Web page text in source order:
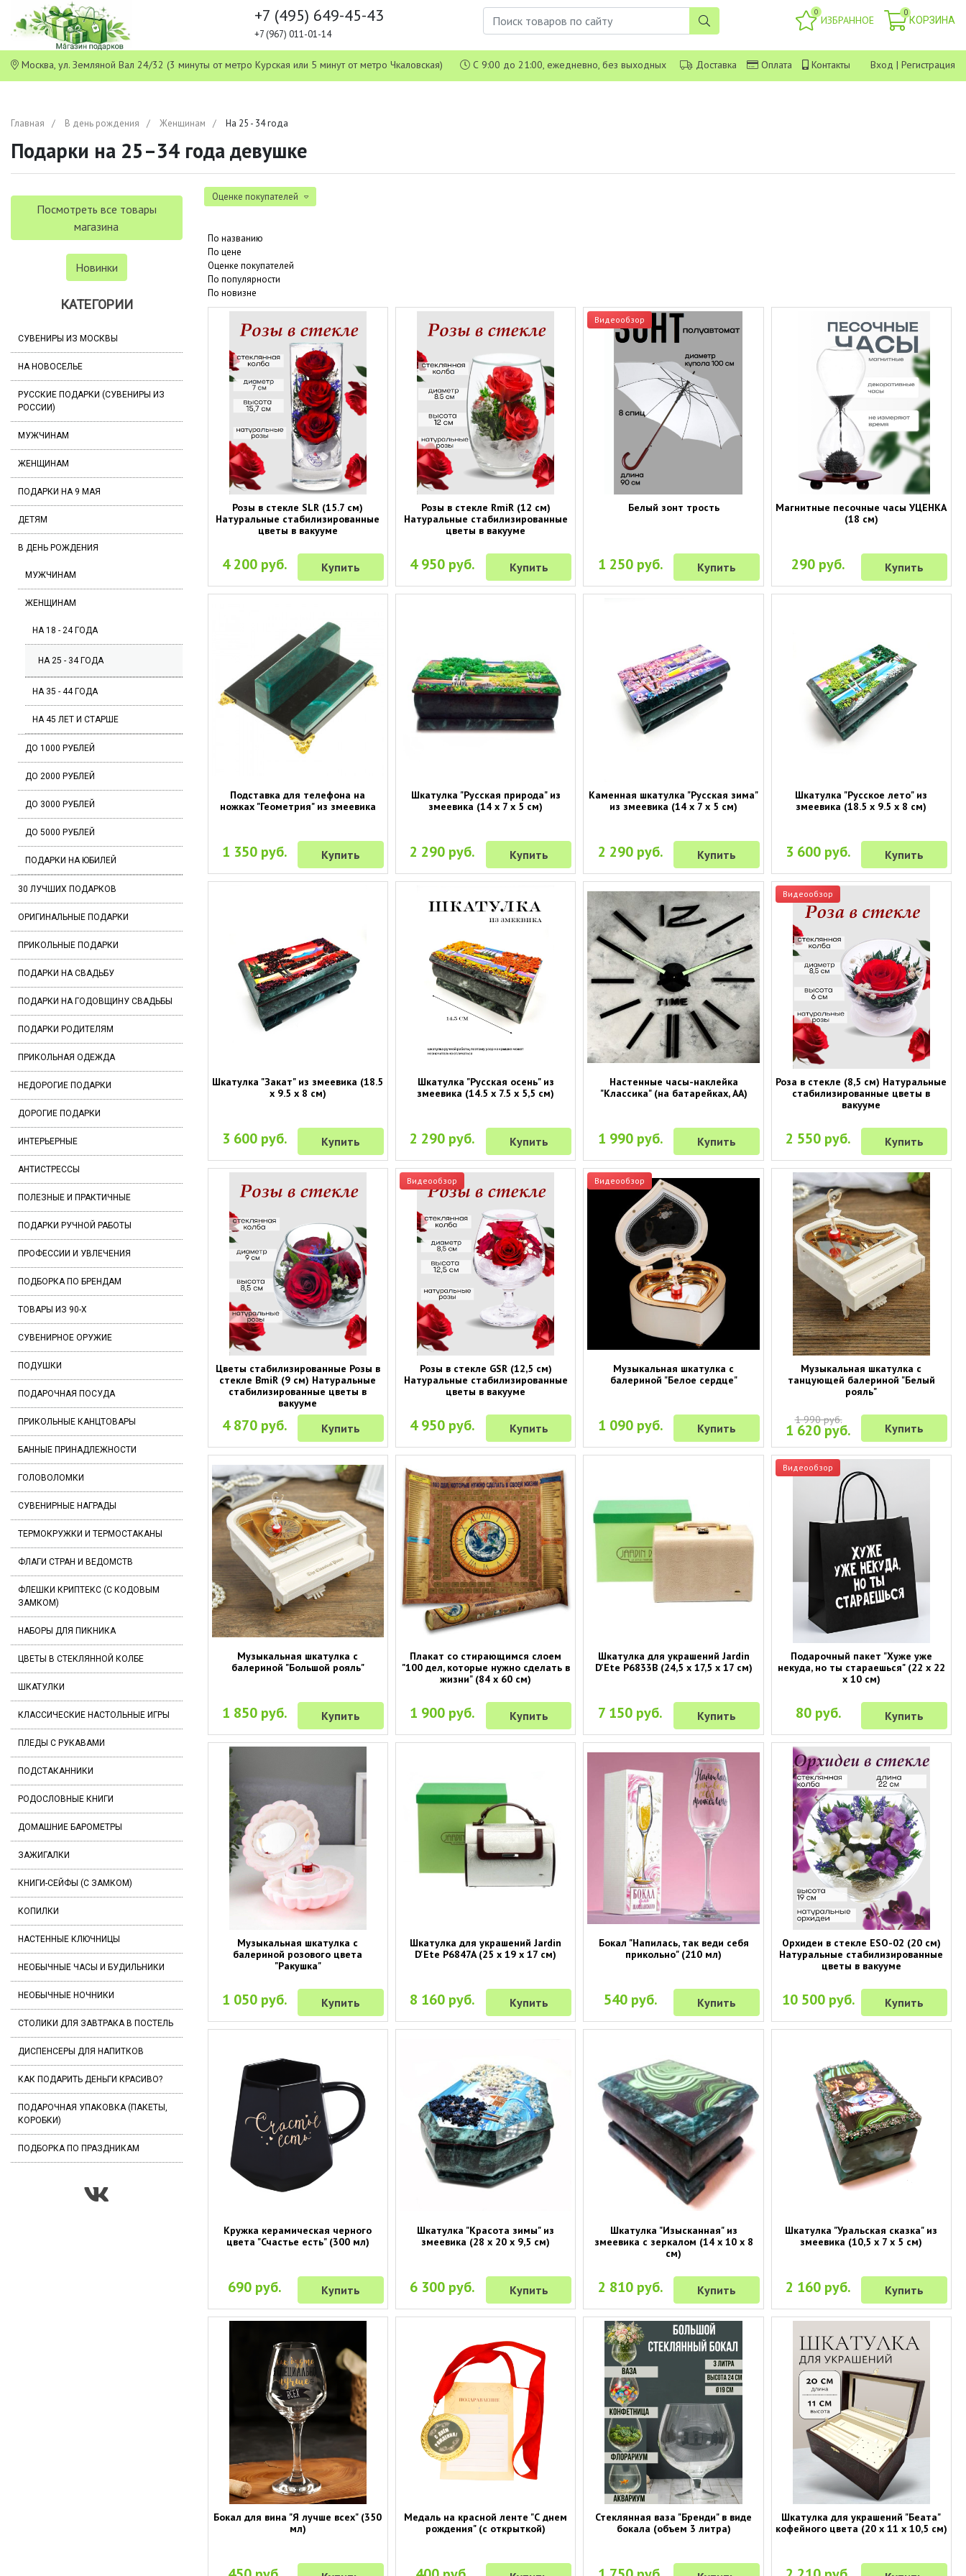
+7 (495) 649-45-43
+7 (967) 011-01-14
0
ИЗБРАННОЕ
0
КОРЗИНА
Москва, ул. Земляной Вал 24/32 (3 минуты от метро Курская или 5 минут от метро Чкаловская) С 9:00 до 21:00, ежедневно, без выходных Доставка Оплата Контакты Вход | Регистрация
Главная В день рождения Женщинам На 25 - 34 года
Подарки на 25–34 года девушке
Посмотреть все товары
магазина
Новинки
КАТЕГОРИИ
СУВЕНИРЫ ИЗ МОСКВЫ
НА НОВОСЕЛЬЕ
РУССКИЕ ПОДАРКИ (СУВЕНИРЫ ИЗ
РОССИИ)
МУЖЧИНАМ
ЖЕНЩИНАМ
ПОДАРКИ НА 9 МАЯ
ДЕТЯМ
В ДЕНЬ РОЖДЕНИЯ
МУЖЧИНАМ
ЖЕНЩИНАМ
НА 18 - 24 ГОДА
НА 25 - 34 ГОДА
НА 35 - 44 ГОДА
НА 45 ЛЕТ И СТАРШЕ
ДО 1000 РУБЛЕЙ
ДО 2000 РУБЛЕЙ
ДО 3000 РУБЛЕЙ
ДО 5000 РУБЛЕЙ
ПОДАРКИ НА ЮБИЛЕЙ
30 ЛУЧШИХ ПОДАРКОВ
ОРИГИНАЛЬНЫЕ ПОДАРКИ
ПРИКОЛЬНЫЕ ПОДАРКИ
ПОДАРКИ НА СВАДЬБУ
ПОДАРКИ НА ГОДОВЩИНУ СВАДЬБЫ
ПОДАРКИ РОДИТЕЛЯМ
ПРИКОЛЬНАЯ ОДЕЖДА
НЕДОРОГИЕ ПОДАРКИ
ДОРОГИЕ ПОДАРКИ
ИНТЕРЬЕРНЫЕ
АНТИСТРЕССЫ
ПОЛЕЗНЫЕ И ПРАКТИЧНЫЕ
ПОДАРКИ РУЧНОЙ РАБОТЫ
ПРОФЕССИИ И УВЛЕЧЕНИЯ
ПОДБОРКА ПО БРЕНДАМ
ТОВАРЫ ИЗ 90-Х
СУВЕНИРНОЕ ОРУЖИЕ
ПОДУШКИ
ПОДАРОЧНАЯ ПОСУДА
ПРИКОЛЬНЫЕ КАНЦТОВАРЫ
БАННЫЕ ПРИНАДЛЕЖНОСТИ
ГОЛОВОЛОМКИ
СУВЕНИРНЫЕ НАГРАДЫ
ТЕРМОКРУЖКИ И ТЕРМОСТАКАНЫ
ФЛАГИ СТРАН И ВЕДОМСТВ
ФЛЕШКИ КРИПТЕКС (С КОДОВЫМ
ЗАМКОМ)
НАБОРЫ ДЛЯ ПИКНИКА
ЦВЕТЫ В СТЕКЛЯННОЙ КОЛБЕ
ШКАТУЛКИ
КЛАССИЧЕСКИЕ НАСТОЛЬНЫЕ ИГРЫ
ПЛЕДЫ С РУКАВАМИ
ПОДСТАКАННИКИ
РОДОСЛОВНЫЕ КНИГИ
ДОМАШНИЕ БАРОМЕТРЫ
ЗАЖИГАЛКИ
КНИГИ-СЕЙФЫ (С ЗАМКОМ)
КОПИЛКИ
НАСТЕННЫЕ КЛЮЧНИЦЫ
НЕОБЫЧНЫЕ ЧАСЫ И БУДИЛЬНИКИ
НЕОБЫЧНЫЕ НОЧНИКИ
СТОЛИКИ ДЛЯ ЗАВТРАКА В ПОСТЕЛЬ
ДИСПЕНСЕРЫ ДЛЯ НАПИТКОВ
КАК ПОДАРИТЬ ДЕНЬГИ КРАСИВО?
ПОДАРОЧНАЯ УПАКОВКА (ПАКЕТЫ,
КОРОБКИ)
ПОДБОРКА ПО ПРАЗДНИКАМ
Оценке покупателей
По названию
По цене
Оценке покупателей
По популярности
По новизне
Розы в стекле SLR (15.7 см)
Натуральные стабилизированные
цветы в вакууме
4 200 руб. Купить
Розы в стекле RmiR (12 см)
Натуральные стабилизированные
цветы в вакууме
4 950 руб. Купить
Видеообзор
Белый зонт трость
1 250 руб. Купить
Магнитные песочные часы УЦЕНКА
(18 см)
290 руб. Купить
Подставка для телефона на
ножках "Геометрия" из змеевика
1 350 руб. Купить
Шкатулка "Русская природа" из
змеевика (14 х 7 х 5 см)
2 290 руб. Купить
Каменная шкатулка "Русская зима"
из змеевика (14 х 7 х 5 см)
2 290 руб. Купить
Шкатулка "Русское лето" из
змеевика (18.5 х 9.5 х 8 см)
3 600 руб. Купить
Шкатулка "Закат" из змеевика (18.5
х 9.5 х 8 см)
3 600 руб. Купить
Шкатулка "Русская осень" из
змеевика (14.5 х 7.5 х 5,5 см)
2 290 руб. Купить
Настенные часы-наклейка
"Классика" (на батарейках, АА)
1 990 руб. Купить
Видеообзор
Роза в стекле (8,5 см) Натуральные
стабилизированные цветы в
вакууме
2 550 руб. Купить
Цветы стабилизированные Розы в
стекле BmiR (9 см) Натуральные
стабилизированные цветы в
вакууме
4 870 руб. Купить
Видеообзор
Розы в стекле GSR (12,5 см)
Натуральные стабилизированные
цветы в вакууме
4 950 руб. Купить
Видеообзор
Музыкальная шкатулка с
балериной "Белое сердце"
1 090 руб. Купить
Музыкальная шкатулка с
танцующей балериной "Белый
рояль"
1 990 руб.
1 620 руб. Купить
Музыкальная шкатулка с
балериной "Большой рояль"
1 850 руб. Купить
Плакат со стирающимся слоем
"100 дел, которые нужно сделать в
жизни" (84 х 60 см)
1 900 руб. Купить
Шкатулка для украшений Jardin
D'Ete P6833B (24,5 х 17,5 х 17 см)
7 150 руб. Купить
Видеообзор
Подарочный пакет "Хуже уже
некуда, но ты стараешься" (22 х 22
х 10 см)
80 руб. Купить
Музыкальная шкатулка с
балериной розового цвета
"Ракушка"
1 050 руб. Купить
Шкатулка для украшений Jardin
D'Ete P6847A (25 х 19 х 17 см)
8 160 руб. Купить
Бокал "Напилась, так веди себя
прикольно" (210 мл)
540 руб. Купить
Орхидеи в стекле ESO-02 (20 см)
Натуральные стабилизированные
цветы в вакууме
10 500 руб. Купить
Кружка керамическая черного
цвета "Счастье есть" (300 мл)
690 руб. Купить
Шкатулка "Красота зимы" из
змеевика (28 х 20 х 9,5 см)
6 300 руб. Купить
Шкатулка "Изысканная" из
змеевика с зеркалом (14 х 10 х 8
см)
2 810 руб. Купить
Шкатулка "Уральская сказка" из
змеевика (10,5 х 7 х 5 см)
2 160 руб. Купить
Бокал для вина "Я лучше всех" (350
мл)
Медаль на красной ленте "С днем
рождения" (с открыткой)
Стеклянная ваза "Бренди" в виде
бокала (объем 3 литра)
Шкатулка для украшений "Беата"
кофейного цвета (20 х 11 х 10,5 см)